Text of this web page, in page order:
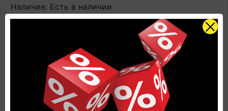
Наличие: Есть в наличии
Размеры: 2150 мм х 48 мм х 13 мм
Количество в упаковке: 1 профиль + 1
Замковая система: установка на жидкие гвозди и
направляющие
Прогнозируемый срок службы: до 25 лет в
бытовом секторе
Поверхность: ламинированная усиленная пленка